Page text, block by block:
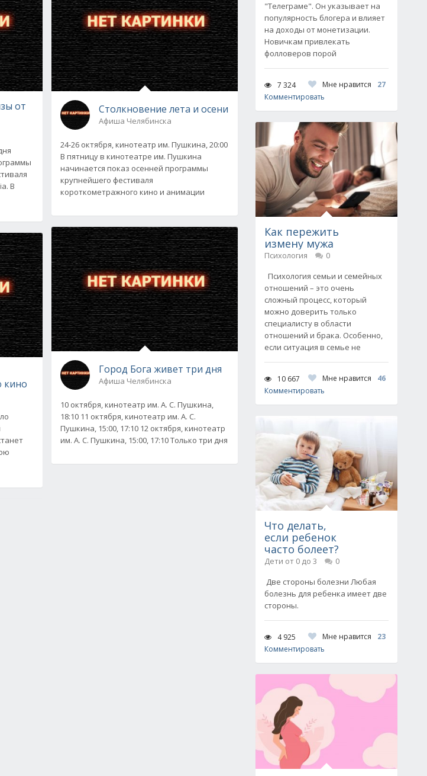
от
В
кино
Столкновение лета и осени
Афиша Челябинска
24-26 октября, кинотеатр им. Пушкина, 20:00
В пятницу в кинотеатре им. Пушкина
начинается показ осенней программы
крупнейшего фестиваля
короткометражного кино и анимации
Город Бога живет три дня
Афиша Челябинска
10 октября, кинотеатр им. А. С. Пушкина,
18:10 11 октября, кинотеатр им. А. С.
Пушкина, 15:00, 17:10 12 октября, кинотеатр
им. А. С. Пушкина, 15:00, 17:10 Только три дня
"Телеграме". Он указывает на
популярность блогера и влияет
на доходы от монетизации.
Новичкам привлекать
фолловеров порой
7 324 Мне нравится
27
Комментировать
Как пережить
измену мужа
Психология
0
Психология семьи и семейных
отношений – это очень
сложный процесс, который
можно доверить только
специалисту в области
отношений и брака. Особенно,
если ситуация в семье не
10 667 Мне нравится
46
Комментировать
Что делать,
если ребенок
часто болеет?
Дети от 0 до 3
0
Две стороны болезни Любая
болезнь для ребенка имеет две
стороны.
4 925 Мне нравится
23
Комментировать